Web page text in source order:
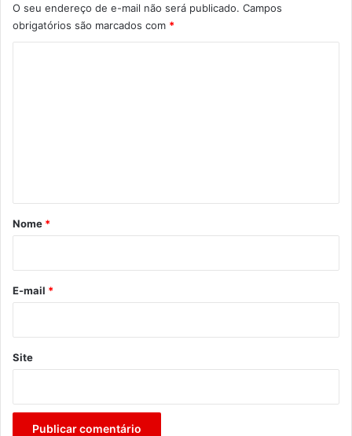
O seu endereço de e-mail não será publicado. Campos
obrigatórios são marcados com *
r
*
Nome *
E-mail *
Site